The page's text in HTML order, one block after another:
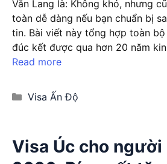
Văn Lang là: Không khó, nhưng
toàn dễ dàng nếu bạn chuẩn bị
tin. Bài viết này tổng hợp toàn
đúc kết được qua hơn 20 năm
Read more
Categories
Visa Ấn Độ
Visa Úc cho